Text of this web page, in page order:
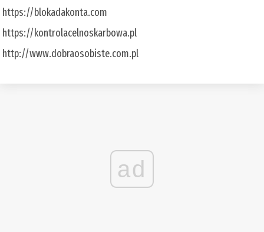
https://blokadakonta.com
https://kontrolacelnoskarbowa.pl
http://www.dobraosobiste.com.pl
ad